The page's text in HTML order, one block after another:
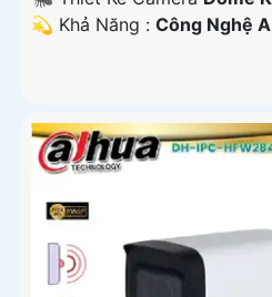
️💫 Khả Năng : Công Nghệ